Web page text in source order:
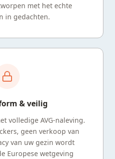
met het echte
in gedachten.
& veilig
volledige AVG-naleving.
geen verkoop van
van uw gezin wordt
Europese wetgeving